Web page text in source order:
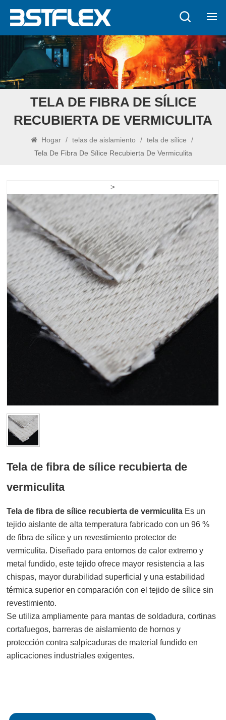
TELA DE FIBRA DE SÍLICE
RECUBIERTA DE VERMICULITA
Hogar / telas de aislamiento / tela de sílice
/
Tela De Fibra De Sílice Recubierta De Vermiculita
>
Tela de fibra de sílice recubierta de
vermiculita
Tela de fibra de sílice recubierta de vermiculita Es un
tejido aislante de alta temperatura fabricado con un 96 %
de fibra de sílice y un revestimiento protector de
vermiculita. Diseñado para entornos de calor extremo y
metal fundido, este tejido ofrece mayor resistencia a las
chispas, mayor durabilidad superficial y una estabilidad
térmica superior en comparación con el tejido de sílice sin
revestimiento.
Se utiliza ampliamente para mantas de soldadura, cortinas
cortafuegos, barreras de aislamiento de hornos y
protección contra salpicaduras de material fundido en
aplicaciones industriales exigentes.